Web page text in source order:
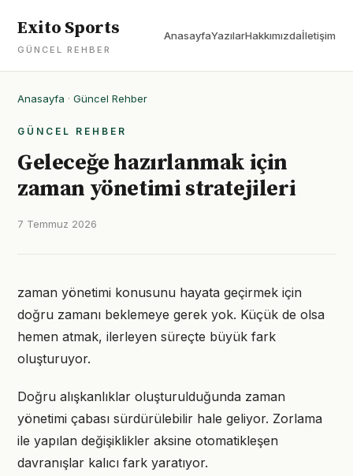
Exito Sports
GÜNCEL REHBER
AnasayfaYazılarHakkımızdaİletişim
Anasayfa · Güncel Rehber
GÜNCEL REHBER
Geleceğe hazırlanmak için
zaman yönetimi stratejileri
7 Temmuz 2026
zaman yönetimi konusunu hayata geçirmek için
doğru zamanı beklemeye gerek yok. Küçük de olsa
hemen atmak, ilerleyen süreçte büyük fark
oluşturuyor.
Doğru alışkanlıklar oluşturulduğunda zaman
yönetimi çabası sürdürülebilir hale geliyor. Zorlama
ile yapılan değişiklikler aksine otomatikleşen
davranışlar kalıcı fark yaratıyor.